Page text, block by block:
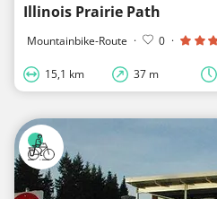
Illinois Prairie Path
Mountainbike-Route · 0 ·
15,1 km 37 m